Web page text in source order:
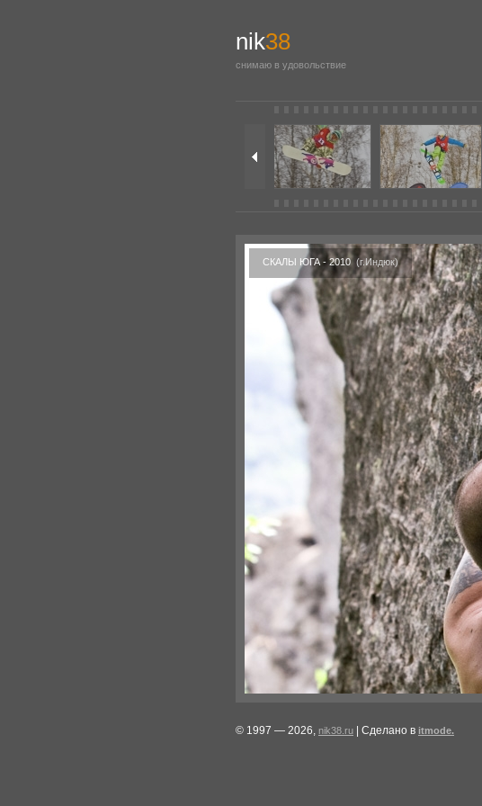
nik38
снимаю в удовольствие
СКАЛЫ ЮГА - 2010(г.Индюк)
© 1997 — 2026, nik38.ru | Сделано в itmode.